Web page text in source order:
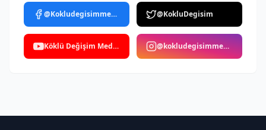
@Kokludegisimmedya @KokluDegisim
Köklü Değişim Medya @kokludegisimmedya